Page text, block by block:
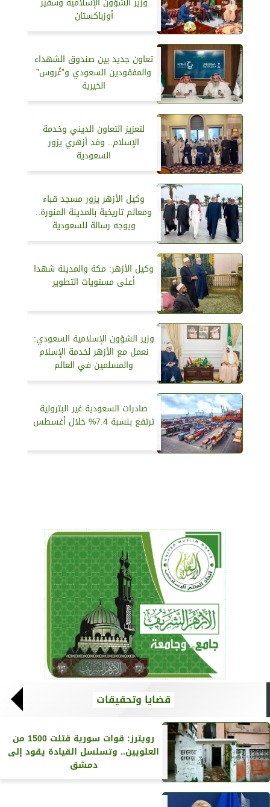
أوزباكستان
تعاون جديد بين صندوق الشهداء
والمفقودين السعودي و”غُروس”
الخيرية
لتعزيز التعاون الديني وخدمة
الإسلام.. وفد أزهري يزور
السعودية
وكيل الأزهر يزور مسجد قباء
ومعالم تاريخية بالمدينة المنورة..
ويوجه رسالة للسعودية
وكيل الأزهر: مكة والمدينة شهدا
أعلى مستويات التطوير
وزير الشؤون الإسلامية السعودي:
نعمل مع الأزهر لخدمة الإسلام
والمسلمين في العالم
صادرات السعودية غير البترولية
ترتفع بنسبة 7.4% خلال أغسطس
قضايا وتحقيقات
رويترز‏: قوات سورية قتلت 1500 من
العلويين.. وتسلسل القيادة يقود إلى
دمشق